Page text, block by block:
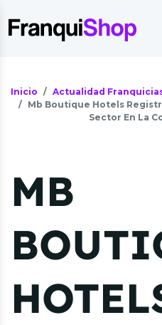
Inicio
Actualidad
Mb Boutique Hotels
Sector En La
MB